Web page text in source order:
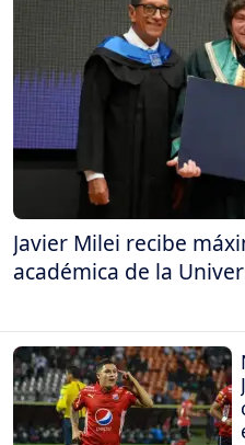
Javier Milei recibe
académica de la